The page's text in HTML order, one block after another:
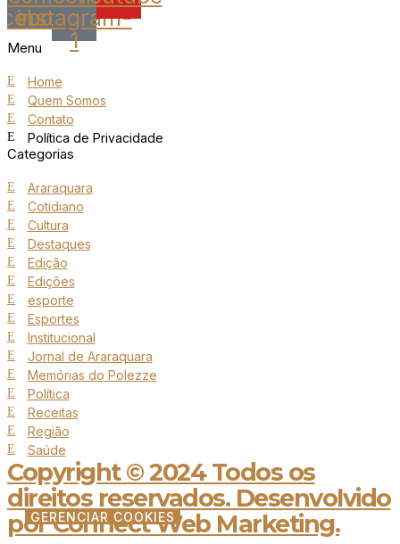
instagram-
1
Menu
Home
Quem Somos
Contato
Política de Privacidade
Categorias
Araraquara
Cotidiano
Cultura
Destaques
Edição
Edições
esporte
Esportes
Institucional
Jornal de Araraquara
Memórias do Polezze
Política
Receitas
Região
Saúde
Copyright © 2024 Todos os
direitos reservados. Desenvolvido
por Connect Web Marketing.
GERENCIAR COOKIES